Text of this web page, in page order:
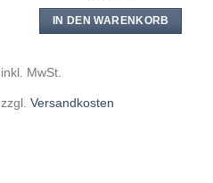
IN DEN WARENKORB
inkl. MwSt.
zzgl. Versandkosten